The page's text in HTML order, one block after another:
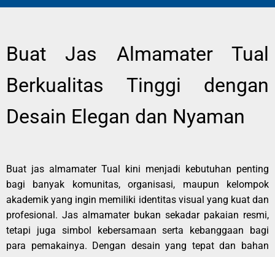
Buat Jas Almamater Tual
Berkualitas Tinggi dengan
Desain Elegan dan Nyaman
Buat jas almamater Tual kini menjadi kebutuhan penting
bagi banyak komunitas, organisasi, maupun kelompok
akademik yang ingin memiliki identitas visual yang kuat dan
profesional. Jas almamater bukan sekadar pakaian resmi,
tetapi juga simbol kebersamaan serta kebanggaan bagi
para pemakainya. Dengan desain yang tepat dan bahan